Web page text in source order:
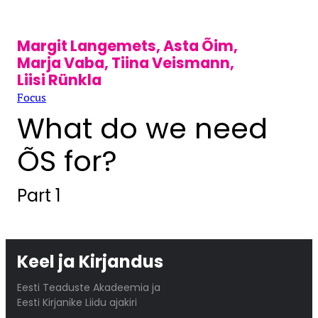
Margit Langemets,Asta Õim,
Marja Vaba, Tiina Veismann,
Liisi Rünkla
Focus
What do we need
ÕS for?
Part 1
Keel ja Kirjandus
Eesti Teaduste Akadeemia ja
Eesti Kirjanike Liidu ajakiri